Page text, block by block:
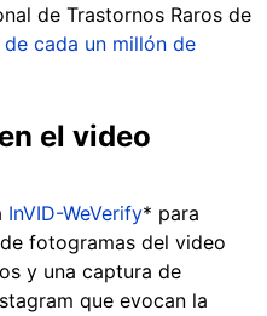
de Trastornos Raros de
de cada un millón de
el video
InVID-WeVerify* para
fotogramas del video
y una captura de
que evocan la